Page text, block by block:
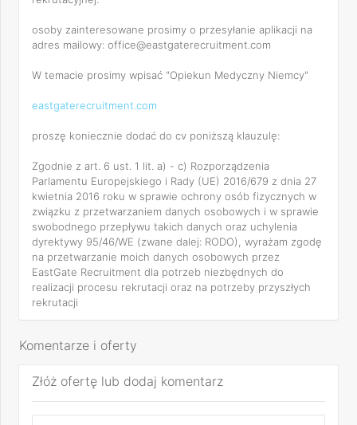
osoby zainteresowane prosimy o przesyłanie aplikacji na
adres mailowy: office@eastgaterecruitment.com
W temacie prosimy wpisać "Opiekun Medyczny Niemcy"
eastgaterecruitment.com
proszę koniecznie dodać do cv poniższą klauzulę:
Zgodnie z art. 6 ust. 1 lit. a) - c) Rozporządzenia
Parlamentu Europejskiego i Rady (UE) 2016/679 z dnia 27
kwietnia 2016 roku w sprawie ochrony osób fizycznych w
związku z przetwarzaniem danych osobowych i w sprawie
swobodnego przepływu takich danych oraz uchylenia
dyrektywy 95/46/WE (zwane dalej: RODO), wyrażam zgodę
na przetwarzanie moich danych osobowych przez
EastGate Recruitment dla potrzeb niezbędnych do
realizacji procesu rekrutacji oraz na potrzeby przyszłych
rekrutacji
Komentarze i oferty
Złóż ofertę lub dodaj komentarz